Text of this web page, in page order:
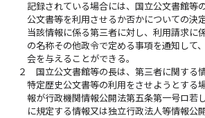
記録されている場合には、国立公文書館等
公文書等を利用させるか否かについての決
当該情報に係る第三者に対し、利用請求に
の名称その他政令で定める事項を通知して
会を与えることができる。
２
国立公文書館等の長は、第三者に関する
特定歴史公文書等の利用をさせようとする
報が行政機関情報公開法第五条第一号ロ若
に規定する情報又は独立行政法人等情報公